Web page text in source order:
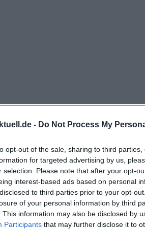
- Do Not Process My
opt-out of the sale, sharing to third
for targeted advertising by us,
selection. Please note that after your opt-
interest-based ads based on personal
to third parties prior to your opt-
of your personal information by third
This information may also be disclosed by
Participants that may further disclose it to
Mannschaften stieg
Italien, Deutschland
Zeiten, während die
Männer lagen knapp vor